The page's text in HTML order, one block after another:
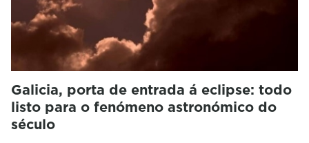
Galicia, porta de entrada á eclipse: todo
listo para o fenómeno astronómico do
século